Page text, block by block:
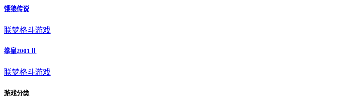
饿狼传说
联梦格斗游戏
拳皇2001Ⅱ
联梦格斗游戏
游戏分类